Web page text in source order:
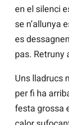
en el silenci
se n’allunya
es
pas. Retruny
Uns lladrucs
per fi ha
festa grossa